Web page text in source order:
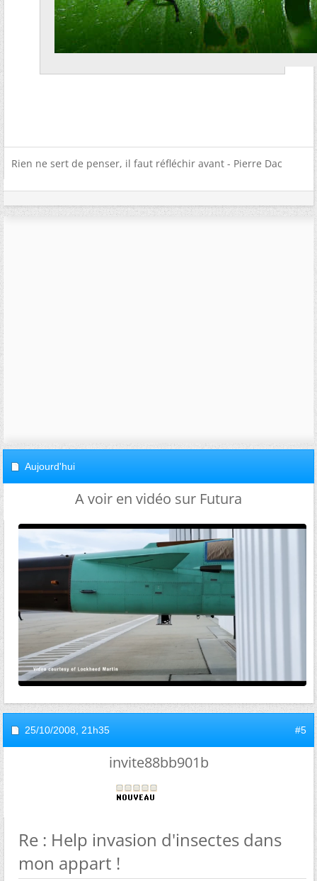
Rien ne sert de penser, il faut réfléchir avant - Pierre Dac
Aujourd'hui
A voir en vidéo sur Futura
25/10/2008, 21h35 #5
invite88bb901b
Re : Help invasion d'insectes dans
mon appart !